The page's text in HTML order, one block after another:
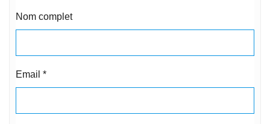
Nom complet
Email *